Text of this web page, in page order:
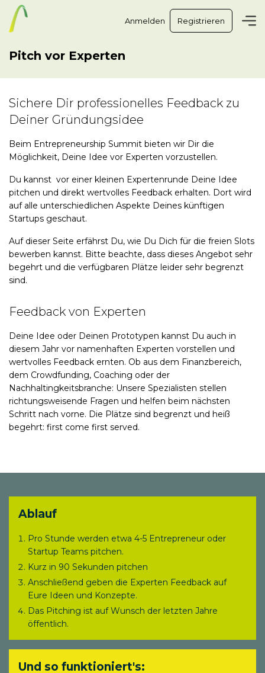
Anmelden Registrieren
Pitch vor Experten
Sichere Dir professionelles Feedback zu
Deiner Gründungsidee
Beim Entrepreneurship Summit bieten wir Dir die
Möglichkeit, Deine Idee vor Experten vorzustellen.
Du kannst vor einer kleinen Expertenrunde Deine Idee
pitchen und direkt wertvolles Feedback erhalten. Dort wird
auf alle unterschiedlichen Aspekte Deines künftigen
Startups geschaut.
Auf dieser Seite erfährst Du, wie Du Dich für die freien Slots
bewerben kannst. Bitte beachte, dass dieses Angebot sehr
begehrt und die verfügbaren Plätze leider sehr begrenzt
sind.
Feedback von Experten
Deine Idee oder Deinen Prototypen kannst Du auch in
diesem Jahr vor namenhaften Experten vorstellen und
wertvolles Feedback ernten. Ob aus dem Finanzbereich,
dem Crowdfunding, Coaching oder der
Nachhaltingkeitsbranche: Unsere Spezialisten stellen
richtungsweisende Fragen und helfen beim nächsten
Schritt nach vorne. Die Plätze sind begrenzt und heiß
begehrt: first come first served.
Ablauf
Pro Stunde werden etwa 4-5 Entrepreneur oder
Startup Teams pitchen.
Kurz in 90 Sekunden pitchen
Anschließend geben die Experten Feedback auf
Eure Ideen und Konzepte.
Das Pitching ist auf Wunsch der letzten Jahre
öffentlich.
Und so funktioniert's: